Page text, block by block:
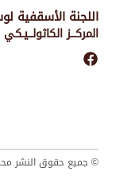
اللجنة الأسقفية
المركـــز الكاثولـــيـكي
© جميع حقوق النشر